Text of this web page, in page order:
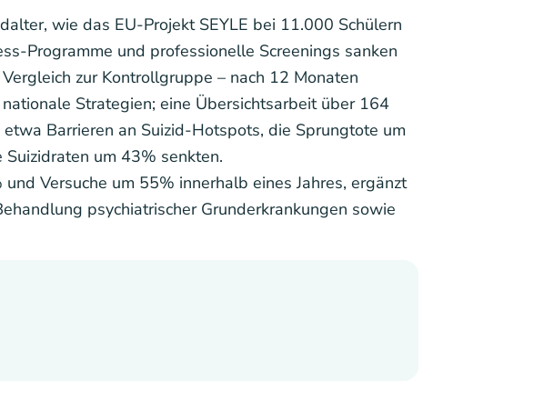
wie das EU-Projekt SEYLE bei 11.000 Schülern
Programme und professionelle Screenings sanken
zur Kontrollgruppe – nach 12 Monaten
Strategien; eine Übersichtsarbeit über 164
Barrieren an Suizid-Hotspots, die Sprungtote um
um 43% senkten.
Versuche um 55% innerhalb eines Jahres, ergänzt
psychiatrischer Grunderkrankungen sowie